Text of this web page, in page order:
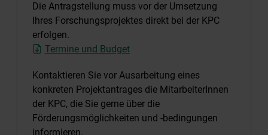
Die Antragstellung muss vor der Umsetzung
Ihres Forschungsprojektes direkt bei der KPC
erfolgen.
Termine und Budget
Kontaktieren Sie vor Ausarbeitung eines
konkreten Projektantrages die MitarbeiterInnen
der KPC, die Sie gerne über die
Förderungsmöglichkeiten und -bedingungen
informieren.